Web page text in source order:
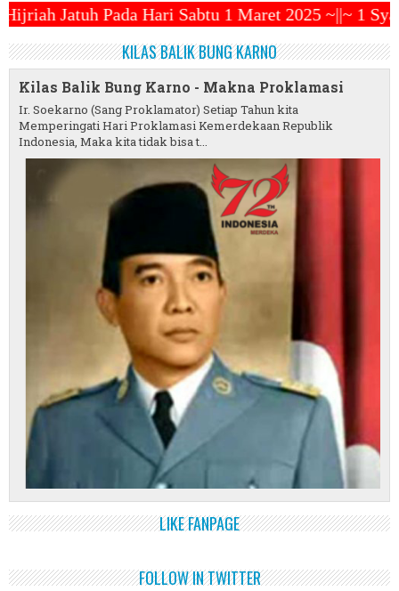
Sabtu 1 Maret 2025 ~||~ 1 Syawal Jatuh Pada
KILAS BALIK BUNG KARNO
Kilas Balik Bung Karno - Makna Proklamasi
Ir. Soekarno (Sang Proklamator) Setiap Tahun kita
Memperingati Hari Proklamasi Kemerdekaan Republik
Indonesia, Maka kita tidak bisa t...
LIKE FANPAGE
FOLLOW IN TWITTER